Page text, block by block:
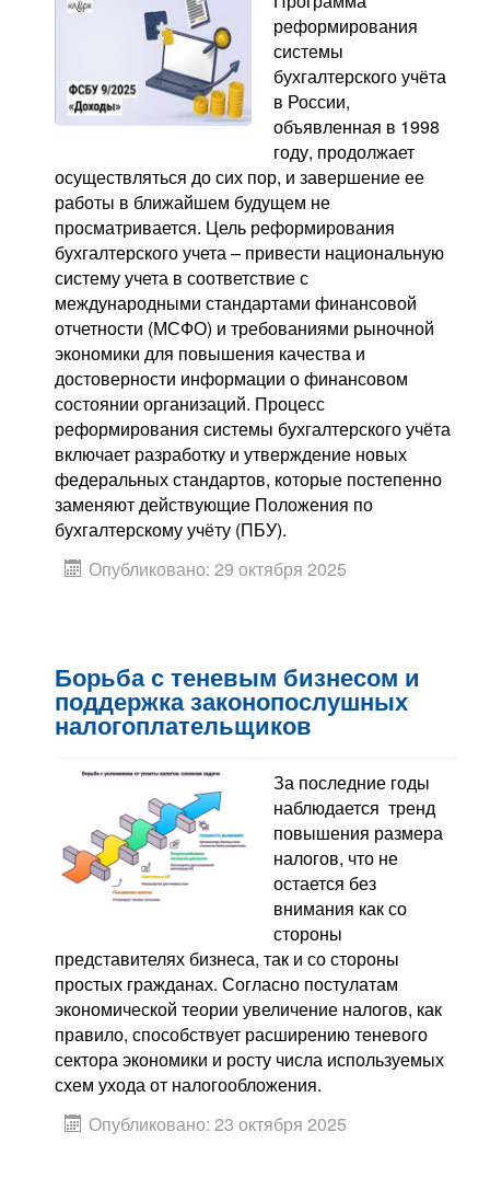
реформирования
системы
бухгалтерского учёта
в России,
объявленная в 1998
году, продолжает
осуществляться до сих пор, и завершение ее
работы в ближайшем будущем не
просматривается. Цель реформирования
бухгалтерского учета – привести национальную
систему учета в соответствие с
международными стандартами финансовой
отчетности (МСФО) и требованиями рыночной
экономики для повышения качества и
достоверности информации о финансовом
состоянии организаций. Процесс
реформирования системы бухгалтерского учёта
включает разработку и утверждение новых
федеральных стандартов, которые постепенно
заменяют действующие Положения по
бухгалтерскому учёту (ПБУ).
Опубликовано: 29 октября 2025
Борьба с теневым бизнесом и
поддержка законопослушных
налогоплательщиков
За последние годы
наблюдается тренд
повышения размера
налогов, что не
остается без
внимания как со
стороны
представителях бизнеса, так и со стороны
простых гражданах. Согласно постулатам
экономической теории увеличение налогов, как
правило, способствует расширению теневого
сектора экономики и росту числа используемых
схем ухода от налогообложения.
Опубликовано: 23 октября 2025